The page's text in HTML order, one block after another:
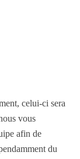
celui-ci sera
vous
afin de
du